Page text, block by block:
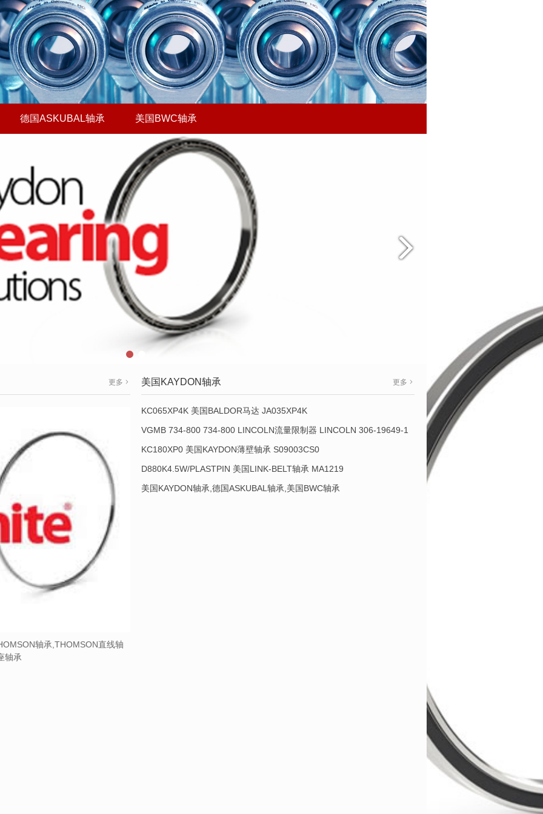
德国ASKUBAL轴承 美国BWC轴承
更多
轴承,THOMSON直线轴
轴承
美国KAYDON轴承 更多
KC065XP4K 美国BALDOR马达 JA035XP4K
VGMB 734-800 734-800 LINCOLN流量限制器 LINCOLN 306-19649-1
KC180XP0 美国KAYDON薄壁轴承 S09003CS0
D880K4.5W/PLASTPIN 美国LINK-BELT轴承 MA1219
美国KAYDON轴承,德国ASKUBAL轴承,美国BWC轴承